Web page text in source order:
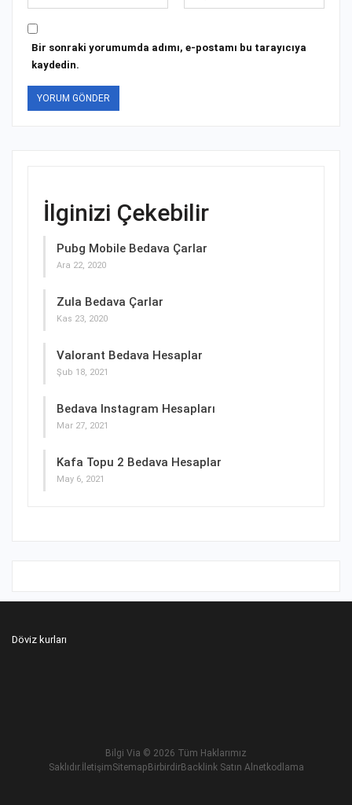
Bir sonraki yorumumda adımı, e-postamı bu tarayıcıya
kaydedin.
İlginizi Çekebilir
Pubg Mobile Bedava Çarlar
Ara 22, 2020
Zula Bedava Çarlar
Kas 23, 2020
Valorant Bedava Hesaplar
Şub 18, 2021
Bedava Instagram Hesapları
Mar 27, 2021
Kafa Topu 2 Bedava Hesaplar
May 6, 2021
Döviz kurları
Bilgi Via © 2026 Tüm Haklarımız
Saklıdır.İletişimSitemap BirbirdirBacklink Satın Al netkodlama